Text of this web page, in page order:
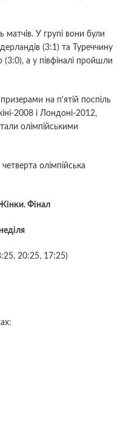
матчів. У групі вони були
(3:1) та Туреччину
(3:0), а у півфіналі пройшли
на п'ятій поспіль
2008 і Лондоні-2012,
олімпійськими
олімпійська
Фінал
20:25, 17:25)